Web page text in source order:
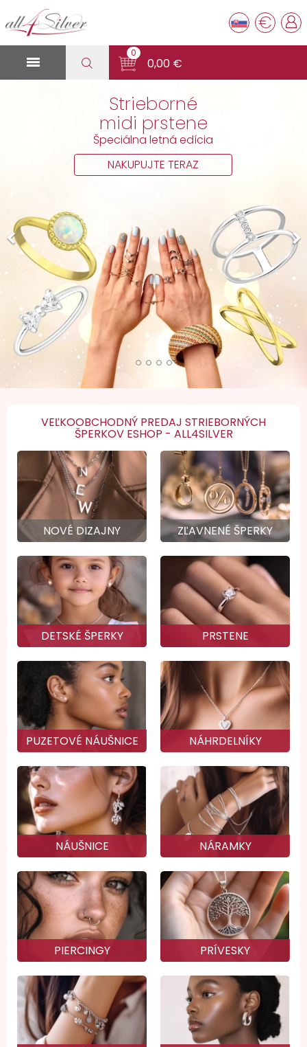
€

0
0,00 €
Kolekcia šperkov
s lab-grown
NAKUPUJTE TERAZ
 
VEĽKOOBCHODNÝ PREDAJ STRIEBORNÝCH
ŠPERKOV ESHOP - ALL4SILVER
NOVÉ DIZAJNY ZĽAVNENÉ ŠPERKY
DETSKÉ ŠPERKY PRSTENE
PUZETOVÉ NÁUŠNICE NÁHRDELNÍKY
NÁUŠNICE NÁRAMKY
PIERCINGY PRÍVESKY